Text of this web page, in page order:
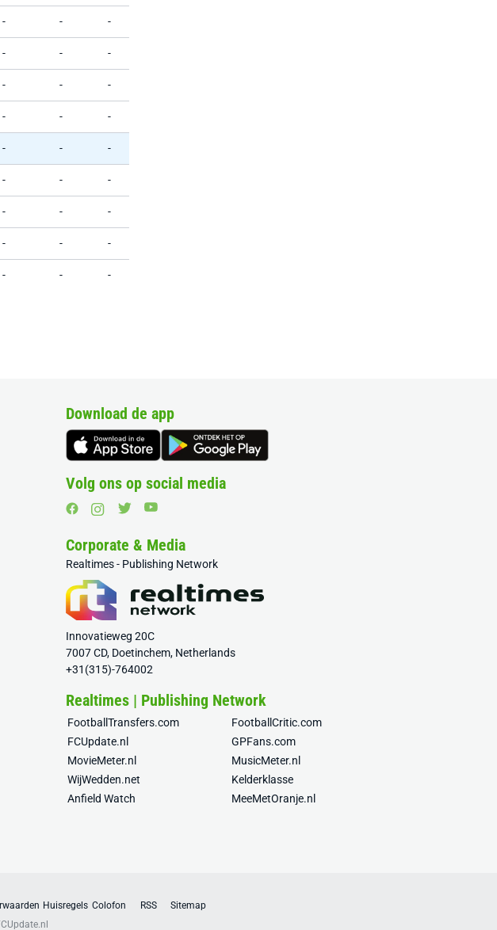
- - -
- - -
- - -
- - -
- - -
- - -
- - -
- - -
- - -
Download de app
Volg ons op social media
Corporate & Media
Realtimes - Publishing Network
Innovatieweg 20C
7007 CD, Doetinchem, Netherlands
+31(315)-764002
Realtimes | Publishing Network
FootballTransfers.com
FootballCritic.com
FCUpdate.nl
GPFans.com
MovieMeter.nl
MusicMeter.nl
WijWedden.net
Kelderklasse
Anfield Watch
MeeMetOranje.nl
Huisregels Colofon RSS
Sitemap